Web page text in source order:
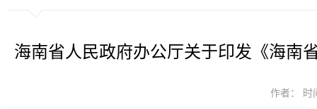
海南省人民政府办公厅关于印发《海南
作者： 时